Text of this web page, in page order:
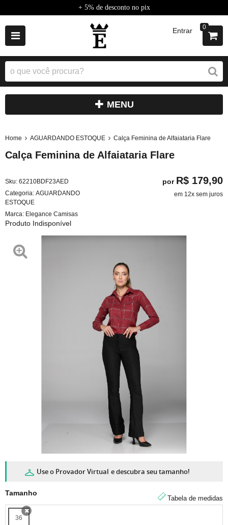
+ 5% de desconto no pix
Entrar 0
MENU
Home AGUARDANDO ESTOQUE Calça Feminina de Alfaiataria Flare
Calça Feminina de Alfaiataria Flare
Sku: 62210BDF23AED
Categoria: AGUARDANDO
ESTOQUE
Marca: Elegance Camisas
Produto Indisponível
por R$ 179,90
em 12x sem juros
Use o Provador Virtual e descubra seu tamanho!
Tamanho
Tabela de medidas
36x